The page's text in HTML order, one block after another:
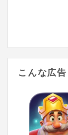
こんな広